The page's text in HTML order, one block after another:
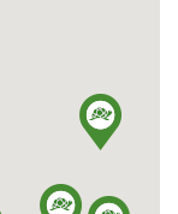
Show on map